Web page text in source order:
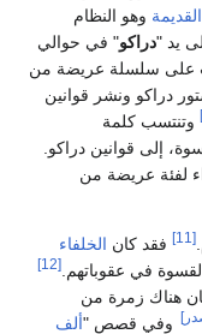
وهو النظام
يد "دراكو" في حوالي
الموت على سلسلة عريضة من
دراكو ونشر قوانين
وتنتسب كلمة
إلى قوانين دراكو.
لفئة عريضة من
[11] فقد كان الخلفاء
في عقوباتهم. [12]
هناك زمرة من
وفي قصص "ألف